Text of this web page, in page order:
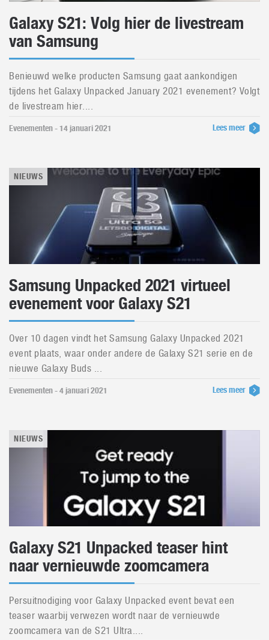
Galaxy S21: Volg hier de livestream
van Samsung
Benieuwd welke producten Samsung gaat aankondigen
tijdens het Galaxy Unpacked January 2021 evenement? Volgt
de livestream hier....
Evenementen - 14 januari 2021 Lees meer
NIEUWS
Samsung Unpacked 2021 virtueel
evenement voor Galaxy S21
Over 10 dagen vindt het Samsung Galaxy Unpacked 2021
event plaats, waar onder andere de Galaxy S21 serie en de
nieuwe Galaxy Buds ...
Evenementen - 4 januari 2021 Lees meer
NIEUWS
Galaxy S21 Unpacked teaser hint
naar vernieuwde zoomcamera
Persuitnodiging voor Galaxy Unpacked event bevat een
teaser waarbij verwezen wordt naar de vernieuwde
zoomcamera van de S21 Ultra....